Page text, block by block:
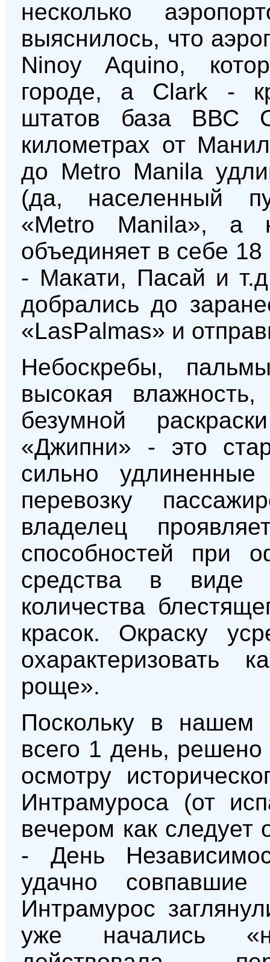
несколько
выяснилось, что
Ninoy Aquino,
городе, а Clark -
штатов база ВВС
километрах от
до Metro Manila
(да, населенный
«Metro Manila», а
объединяет в себе
- Макати, Пасай и
добрались до
«LasPalmas» и
Небоскребы,
высокая
безумной
«Джипни» - это
сильно
перевозку
владелец
способностей при
средства в виде
количества
красок. Окраску
охарактеризовать
роще».
Поскольку в нашем
всего 1 день, решено
осмотру
Интрамуроса (от
вечером как следует
- День
удачно
Интрамурос
уже начались